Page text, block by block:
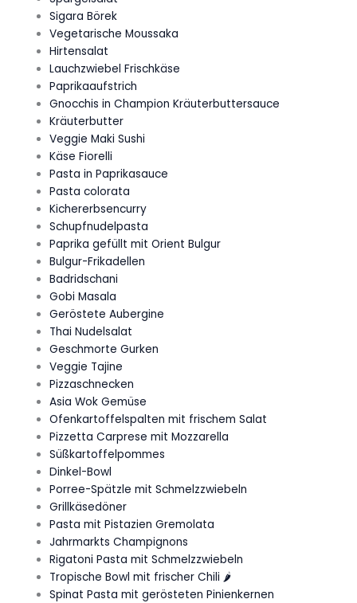
Sigara Börek
Vegetarische Moussaka
Hirtensalat
Lauchzwiebel Frischkäse
Paprikaaufstrich
Gnocchis in Champion Kräuterbuttersauce
Kräuterbutter
Veggie Maki Sushi
Käse Fiorelli
Pasta in Paprikasauce
Pasta colorata
Kichererbsencurry
Schupfnudelpasta
Paprika gefüllt mit Orient Bulgur
Bulgur-Frikadellen
Badridschani
Gobi Masala
Geröstete Aubergine
Thai Nudelsalat
Geschmorte Gurken
Veggie Tajine
Pizzaschnecken
Asia Wok Gemüse
Ofenkartoffelspalten mit frischem Salat
Pizzetta Carprese mit Mozzarella
Süßkartoffelpommes
Dinkel-Bowl
Porree-Spätzle mit Schmelzzwiebeln
Grillkäsedöner
Pasta mit Pistazien Gremolata
Jahrmarkts Champignons
Rigatoni Pasta mit Schmelzzwiebeln
Tropische Bowl mit frischer Chili 🌶️
Spinat Pasta mit gerösteten Pinienkernen